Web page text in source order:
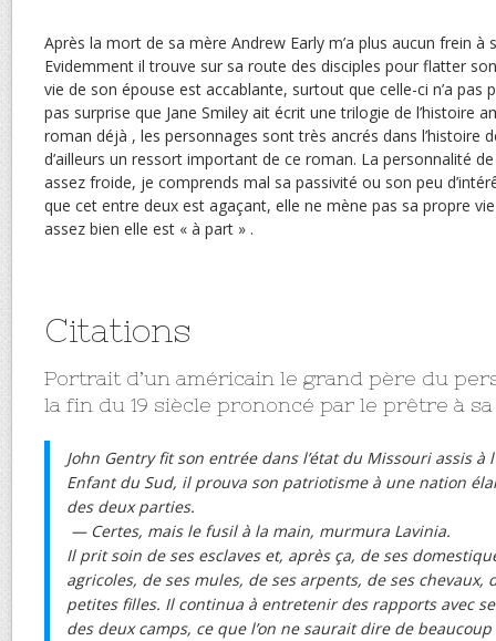
Après la mort de sa mère Andrew Early m’a plus aucun frein à
Evidemment il trouve sur sa route des disciples pour flatter
vie de son épouse est accablante, surtout que celle-ci n’a pas
pas surprise que Jane Smiley ait écrit une trilogie de l’histoire
roman déjà , les personnages sont très ancrés dans l’histoire
d’ailleurs un ressort important de ce roman. La personnalité
assez froide, je comprends mal sa passivité ou son peu
que cet entre deux est agaçant, elle ne mène pas sa propre
assez bien elle est « à part » .
Citations
Portrait d’un américain le grand père du
la fin du 19 siècle prononcé par le prêtre à
John Gentry fit son entrée dans l’état du Missouri assis à
Enfant du Sud, il prouva son patriotisme à une nation
des deux parties.
— Certes, mais le fusil à la main, murmura Lavinia.
Il prit soin de ses esclaves et, après ça, de ses
agricoles, de ses mules, de ses arpents, de ses chevaux,
petites filles. Il continua à entretenir des rapports avec
des deux camps, ce que l’on ne saurait dire de